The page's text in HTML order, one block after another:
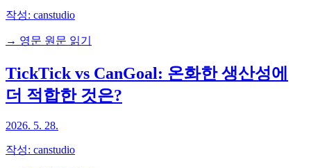
작성: canstudio
→ 영문 원문 읽기
TickTick vs CanGoal: 온화한 생산성에
더 적합한 것은?
2026. 5. 28.
작성: canstudio